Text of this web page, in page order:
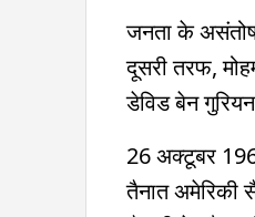
जनता के असंतोष
दूसरी तरफ,
डेविड बेन
26 अक्टूबर
तैनात अमेरिकी